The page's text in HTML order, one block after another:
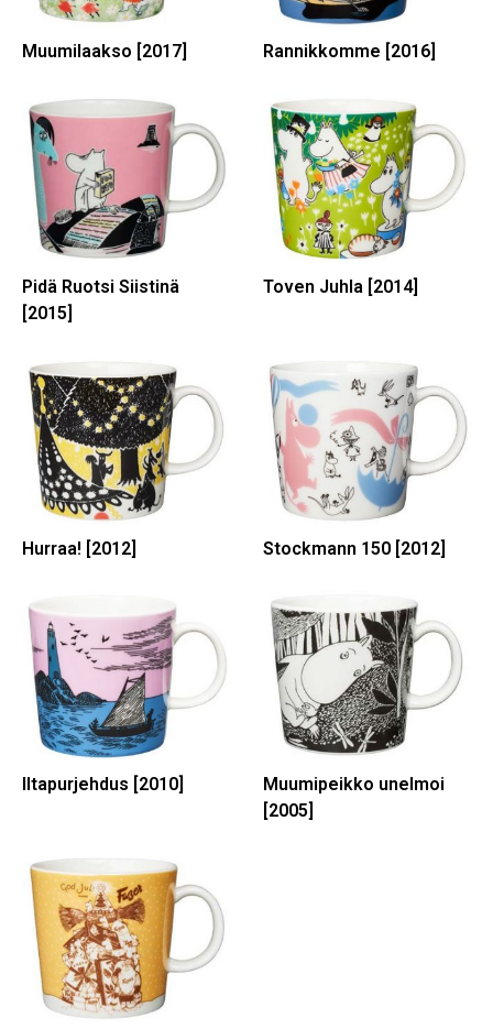
Muumilaakso [2017] Rannikkomme [2016]
Pidä Ruotsi Siistinä
[2015]
Toven Juhla [2014]
Hurraa! [2012] Stockmann 150 [2012]
Iltapurjehdus [2010]
Muumipeikko unelmoi
[2005]